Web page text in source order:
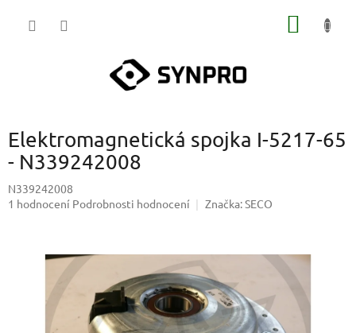
Elektromagnetická spojka I-5217-65
- N339242008
N339242008
Průměrné
hvězdiček.
1 hodnocení Podrobnosti hodnocení Značka:SECO